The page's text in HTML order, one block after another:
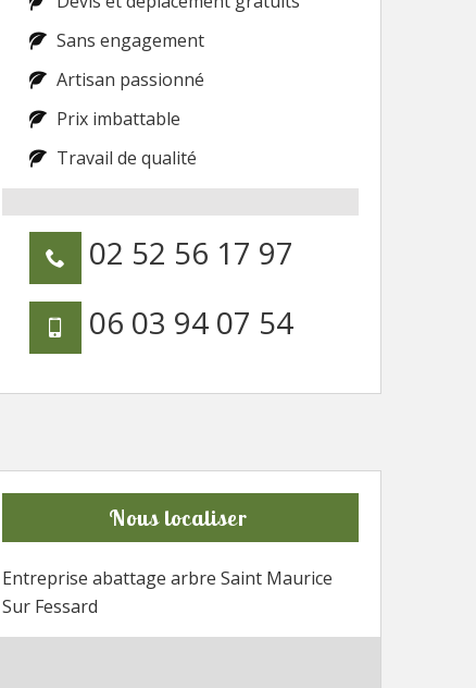
Sans engagement
Artisan passionné
Prix imbattable
Travail de qualité
02 52 56 17 97
06 03 94 07 54
Nous localiser
Entreprise abattage arbre Saint Maurice
Sur Fessard